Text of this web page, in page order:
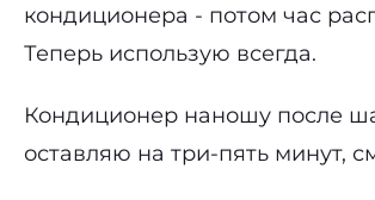
кондиционера - потом час
Теперь использую всегда.
Кондиционер наношу после
оставляю на три-пять минут,